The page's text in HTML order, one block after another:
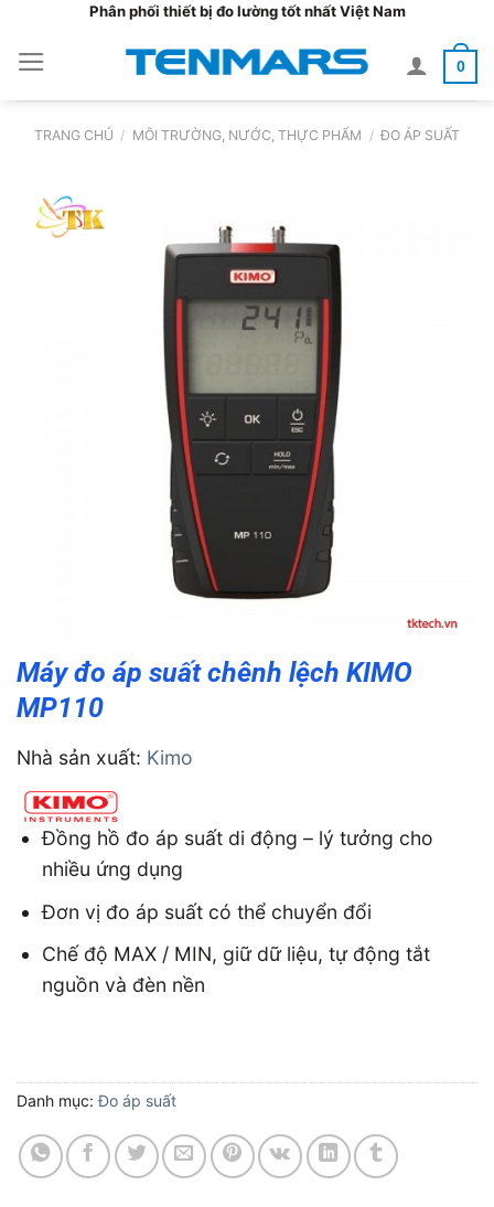
nội
dung
Phân phối thiết bị đo lường tốt nhất Việt Nam
0
TRANG CHỦ / MÔI TRƯỜNG, NƯỚC, THỰC PHẨM / ĐO ÁP SUẤT
Máy đo áp suất chênh lệch KIMO
MP110
Nhà sản xuất: Kimo
Đồng hồ đo áp suất di động – lý tưởng cho
nhiều ứng dụng
Đơn vị đo áp suất có thể chuyển đổi
Chế độ MAX / MIN, giữ dữ liệu, tự động tắt
nguồn và đèn nền
Danh mục:Đo áp suất